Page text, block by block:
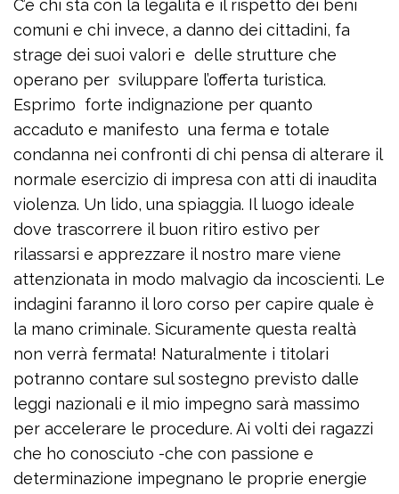
C’è chi sta con la legalità e il rispetto dei beni
comuni e chi invece, a danno dei cittadini, fa
strage dei suoi valori e delle strutture che
operano per sviluppare l’offerta turistica.
Esprimo forte indignazione per quanto
accaduto e manifesto una ferma e totale
condanna nei confronti di chi pensa di alterare il
normale esercizio di impresa con atti di inaudita
violenza. Un lido, una spiaggia. Il luogo ideale
dove trascorrere il buon ritiro estivo per
rilassarsi e apprezzare il nostro mare viene
attenzionata in modo malvagio da incoscienti. Le
indagini faranno il loro corso per capire quale è
la mano criminale. Sicuramente questa realtà
non verrà fermata! Naturalmente i titolari
potranno contare sul sostegno previsto dalle
leggi nazionali e il mio impegno sarà massimo
per accelerare le procedure. Ai volti dei ragazzi
che ho conosciuto -che con passione e
determinazione impegnano le proprie energie